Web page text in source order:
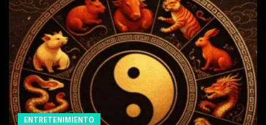
ENTRETENIMIENTO